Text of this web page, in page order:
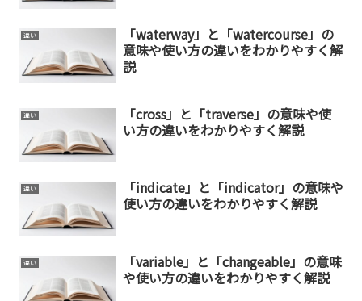
違い
「waterway」と「watercourse」の
意味や使い方の違いをわかりやすく解
説
違い
「cross」と「traverse」の意味や使
い方の違いをわかりやすく解説
違い
「indicate」と「indicator」の意味や
使い方の違いをわかりやすく解説
違い
「variable」と「changeable」の意味
や使い方の違いをわかりやすく解説